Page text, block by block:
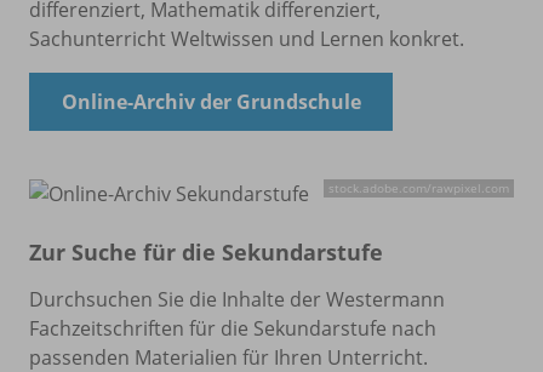
differenziert, Mathematik differenziert,
Sachunterricht Weltwissen und Lernen konkret.
Online-Archiv der Grundschule
stock.adobe.com/rawpixel.com
Zur Suche für die Sekundarstufe
Durchsuchen Sie die Inhalte der Westermann
Fachzeitschriften für die Sekundarstufe nach
passenden Materialien für Ihren Unterricht.